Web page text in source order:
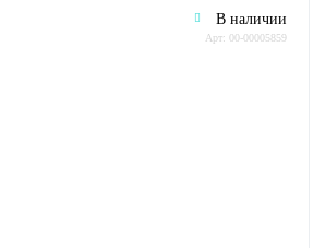
В наличии
Арт: 00-00005859